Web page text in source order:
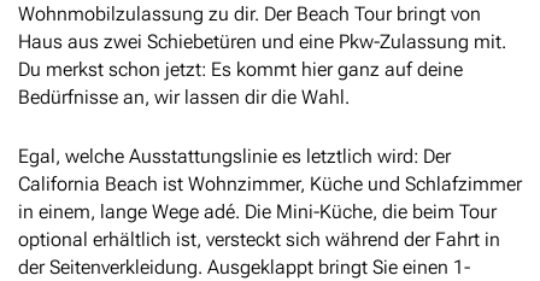
Wohnmobilzulassung zu dir. Der Beach Tour bringt von
Haus aus zwei Schiebetüren und eine Pkw-Zulassung mit.
Du merkst schon jetzt: Es kommt hier ganz auf deine
Bedürfnisse an, wir lassen dir die Wahl.
Egal, welche Ausstattungslinie es letztlich wird: Der
California Beach ist Wohnzimmer, Küche und Schlafzimmer
in einem, lange Wege adé. Die Mini-Küche, die beim Tour
optional erhältlich ist, versteckt sich während der Fahrt in
der Seitenverkleidung. Ausgeklappt bringt Sie einen 1-